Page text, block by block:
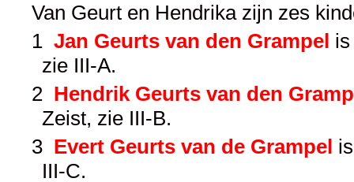
Van Geurt en Hendrika zijn zes
1 Jan Geurts van den Grampel
zie III-A.
2 Hendrik Geurts van den
Zeist, zie III-B.
3 Evert Geurts van de Grampel
III-C.